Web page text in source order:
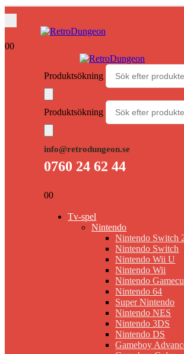
00
Produktsökning
Produktsökning
info@retrodungeon.se
0760 24 62 44
00
Tv-spel
Nintendo
Nintendo Switch
Nintendo Switch
Nintendo Wii U
Nintendo Wii
Nintendo
Nintendo 64
Super Nintendo
Nintendo NES
Nintendo 3DS
Nintendo DS
Gameboy